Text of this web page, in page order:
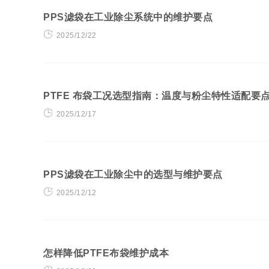
PPS滤袋在工业除尘系统中的维护要点
2025/12/22
PTFE 布袋工况选型指南：温度与粉尘特性适配要
2025/12/17
PPS滤袋在工业除尘中的选型与维护要点
2025/12/12
怎样降低PTFE布袋维护成本